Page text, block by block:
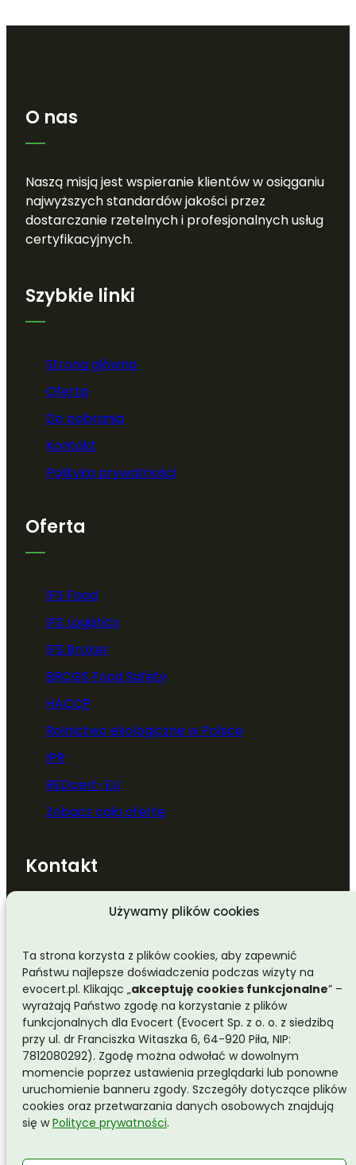
Używamy plików cookies
Ta strona korzysta z plików cookies, aby zapewnić
Państwu najlepsze doświadczenia podczas wizyty na
evocert.pl. Klikając „akceptuję cookies funkcjonalne” –
wyrażają Państwo zgodę na korzystanie z plików
funkcjonalnych dla Evocert (Evocert Sp. z o. o. z siedzibą
przy ul. dr Franciszka Witaszka 6, 64-920 Piła, NIP:
7812080292). Zgodę można odwołać w dowolnym
momencie poprzez ustawienia przeglądarki lub ponowne
uruchomienie banneru zgody. Szczegóły dotyczące plików
cookies oraz przetwarzania danych osobowych znajdują
się wPolityce prywatności.
O nas
Naszą misją jest wspieranie klientów w osiąganiu
najwyższych standardów jakości przez
dostarczanie rzetelnych i profesjonalnych usług
certyfikacyjnych.
Szybkie linki
Strona główna
Oferta
Do pobrania
Kontakt
Polityka prywatności
Oferta
IFS Food
IFS Logistics
IFS Broker
BRCGS Food Safety
HACCP
Rolnictwo ekologiczne w Polsce
IPR
REDcert-EU
Zobacz całą ofertę
Kontakt
kontakt@evocert.pl
ul. dr Franciszka Witaszka 6,
64-920 Piła, Polska
Odwiedź nas na LinkedIn